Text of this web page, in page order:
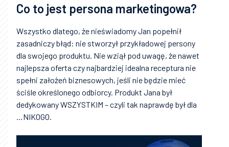
Co to jest persona marketingowa?
Wszystko dlatego, że nieświadomy Jan popełnił
zasadniczy błąd: nie stworzył przykładowej persony
dla swojego produktu. Nie wziął pod uwagę, że nawet
najlepsza oferta czy najbardziej idealna receptura nie
spełni założeń biznesowych, jeśli nie będzie mieć
ściśle określonego odbiorcy. Produkt Jana był
dedykowany WSZYSTKIM – czyli tak naprawdę był dla
…NIKOGO.